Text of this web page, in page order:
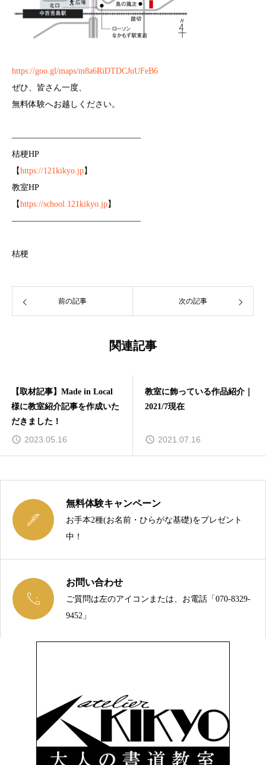
https://goo.gl/maps/m8a6RiDTDCJuUFeB6
ぜひ、皆さん一度、
無料体験へお越しください。
———————————————–
桔梗HP
【https://121kikyo.jp】
教室HP
【https://school.121kikyo.jp】
———————————————–
桔梗
前の記事 次の記事
関連記事
【取材記事】Made in Local
様に教室紹介記事を作成いた
だきました！
2023.05.16
教室に飾っている作品紹介｜
2021/7現在
2021.07.16

無料体験キャンペーン
お手本2種(お名前・ひらがな基礎)をプレゼント
中！

お問い合わせ
ご質問は左のアイコンまたは、お電話「070-8329-
9452」
今こそ、綺麗な文字を手に入れましょう！